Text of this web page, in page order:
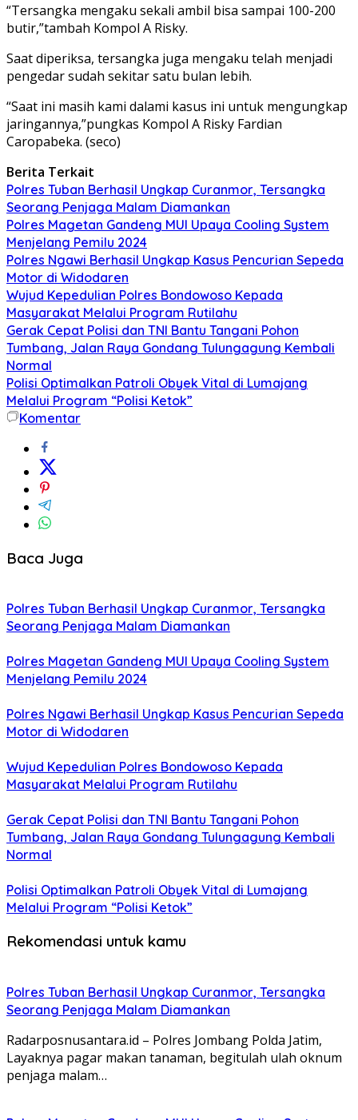
“Tersangka mengaku sekali ambil bisa sampai 100-200
butir,”tambah Kompol A Risky.
Saat diperiksa, tersangka juga mengaku telah menjadi
pengedar sudah sekitar satu bulan lebih.
“Saat ini masih kami dalami kasus ini untuk mengungkap
jaringannya,”pungkas Kompol A Risky Fardian
Caropabeka. (seco)
Berita Terkait
Polres Tuban Berhasil Ungkap Curanmor, Tersangka
Seorang Penjaga Malam Diamankan
Polres Magetan Gandeng MUI Upaya Cooling System
Menjelang Pemilu 2024
Polres Ngawi Berhasil Ungkap Kasus Pencurian Sepeda
Motor di Widodaren
Wujud Kepedulian Polres Bondowoso Kepada
Masyarakat Melalui Program Rutilahu
Gerak Cepat Polisi dan TNI Bantu Tangani Pohon
Tumbang, Jalan Raya Gondang Tulungagung Kembali
Normal
Polisi Optimalkan Patroli Obyek Vital di Lumajang
Melalui Program “Polisi Ketok”
Komentar
Baca Juga
Polres Tuban Berhasil Ungkap Curanmor, Tersangka
Seorang Penjaga Malam Diamankan
Polres Magetan Gandeng MUI Upaya Cooling System
Menjelang Pemilu 2024
Polres Ngawi Berhasil Ungkap Kasus Pencurian Sepeda
Motor di Widodaren
Wujud Kepedulian Polres Bondowoso Kepada
Masyarakat Melalui Program Rutilahu
Gerak Cepat Polisi dan TNI Bantu Tangani Pohon
Tumbang, Jalan Raya Gondang Tulungagung Kembali
Normal
Polisi Optimalkan Patroli Obyek Vital di Lumajang
Melalui Program “Polisi Ketok”
Rekomendasi untuk kamu
Polres Tuban Berhasil Ungkap Curanmor, Tersangka
Seorang Penjaga Malam Diamankan
Radarposnusantara.id – Polres Jombang Polda Jatim,
Layaknya pagar makan tanaman, begitulah ulah oknum
penjaga malam…